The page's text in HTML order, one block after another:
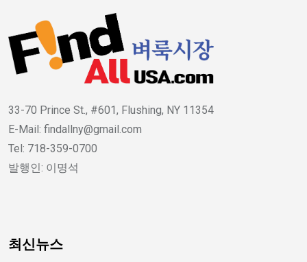
33-70 Prince St., #601, Flushing, NY 11354
E-Mail: findallny@gmail.com
Tel: 718-359-0700
발행인: 이명석
최신뉴스